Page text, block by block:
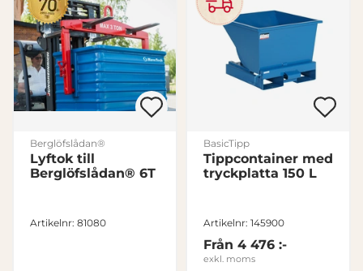
Statistik
Marknadsföring
Visa detaljer
Tillåt urval
Berglöfslådan®
Lyftok till
Berglöfslådan® 6T
Artikelnr: 81080
BasicTipp
Tippcontainer med
tryckplatta 150 L
Artikelnr: 145900
Från 4 476 :-
exkl. moms